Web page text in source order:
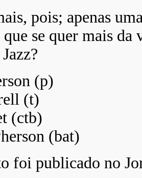
pois; apenas
se quer mais
(p)
(t)
(ctb)
(bat)
foi publicado no